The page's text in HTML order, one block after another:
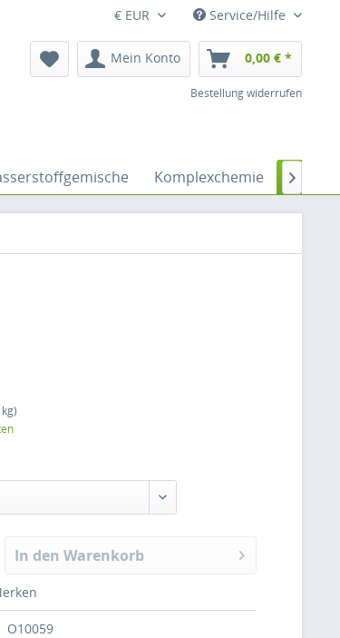
€ EUR Service/Hilfe
Mein Konto 0,00 € *
Bestellung widerrufen
Komplexchemie 
In den Warenkorb
O10059